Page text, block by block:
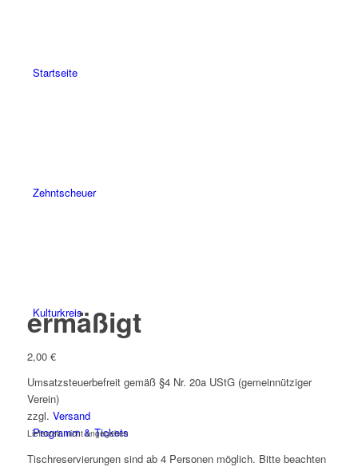
Startseite
Zehntscheuer
Kulturkreis
Programm & Tickets
ermäßigt
2,00 €
Umsatzsteuerbefreit gemäß §4 Nr. 20a UStG (gemeinnütziger
Verein)
zzgl. Versand
Lieferzeit: nicht angegeben
Tischreservierungen sind ab 4 Personen möglich. Bitte beachten